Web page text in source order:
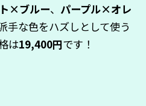
×ブルー、 パープル×オレ
手な色をハズしとして使う
は19,400円です！